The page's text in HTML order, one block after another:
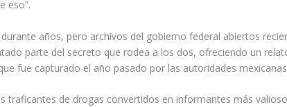
eso”.
años, pero archivos del gobierno federal abiertos
parte del secreto que rodea a los dos, ofreciendo un
fue capturado el año pasado por las autoridades
de drogas convertidos en informantes más